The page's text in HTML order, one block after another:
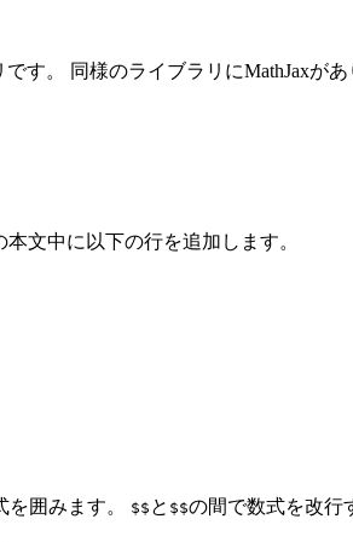
す。 同様のライブラリにMathJaxが
文中に以下の行を追加します。
を囲みます。 $$ と $$の間で数式を改行